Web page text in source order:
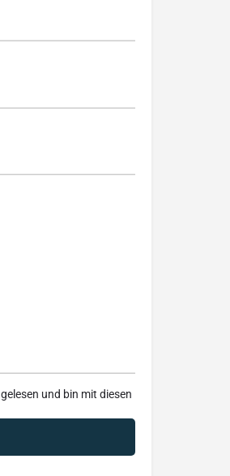
gelesen und bin mit diesen